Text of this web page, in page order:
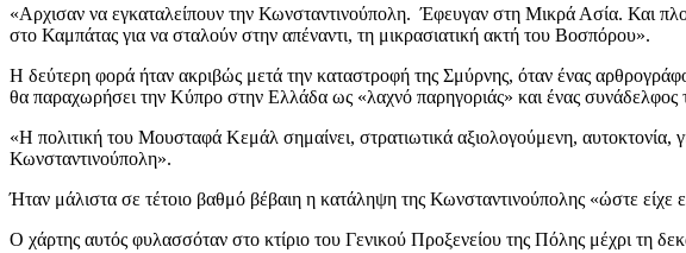
«Αρχισαν να εγκαταλείπουν την Κωνσταντινούπολη. Έφευγαν στη Μικρά Ασία. Και
στο Καμπάτας για να σταλούν στην απέναντι, τη μικρασιατική ακτή του Βοσπόρου».
Η δεύτερη φορά ήταν ακριβώς μετά την καταστροφή της Σμύρνης, όταν ένας
θα παραχωρήσει την Κύπρο στην Ελλάδα ως «λαχνό παρηγοριάς» και ένας συνάδελφος
«Η πολιτική του Μουσταφά Κεμάλ σημαίνει, στρατιωτικά αξιολογούμενη,
Κωνσταντινούπολη».
Ήταν μάλιστα σε τέτοιο βαθμό βέβαιη η κατάληψη της Κωνσταντινούπολης «ώστε είχε
Ο χάρτης αυτός φυλασσόταν στο κτίριο του Γενικού Προξενείου της Πόλης μέχρι τη